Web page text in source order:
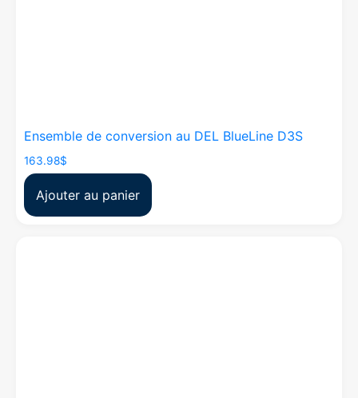
Ensemble de conversion au DEL BlueLine D3S
163.98$
Ajouter au panier